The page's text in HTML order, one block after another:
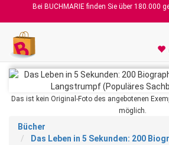
Bei BUCHMARIE finden Sie über 180.000
Das ist kein Original-Foto des angebotenen
möglich.
Bücher
Das Leben in 5 Sekunden: 200